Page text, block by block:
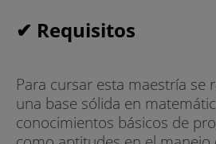
- Uso de plataformas
Partners
- Docker
✔ Requisitos
Para cursar esta maestría se
una base sólida en
conocimientos básicos de